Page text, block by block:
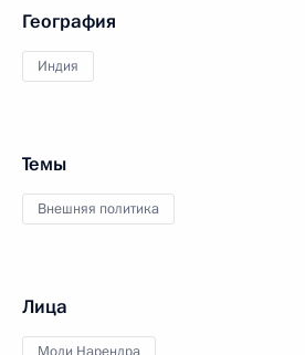
География
Индия
Темы
Внешняя политика
Лица